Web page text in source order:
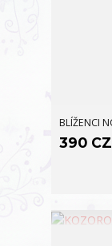
BLÍŽENCI
390